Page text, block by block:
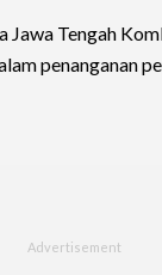
Tengah
penanganan